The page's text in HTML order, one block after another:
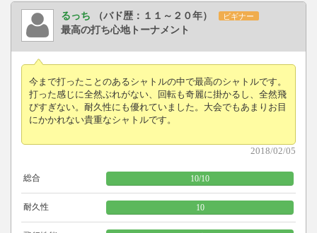
るっち （バド歴：１１～２０年） ビギナー
最高の打ち心地トーナメント
今まで打ったことのあるシャトルの中で最高のシャトルです。
打った感じに全然ぶれがない、回転も奇麗に掛かるし、全然飛
びすぎない。耐久性にも優れていました。大会でもあまりお目
にかかれない貴重なシャトルです。
2018/02/05
総合 10/10
耐久性 10